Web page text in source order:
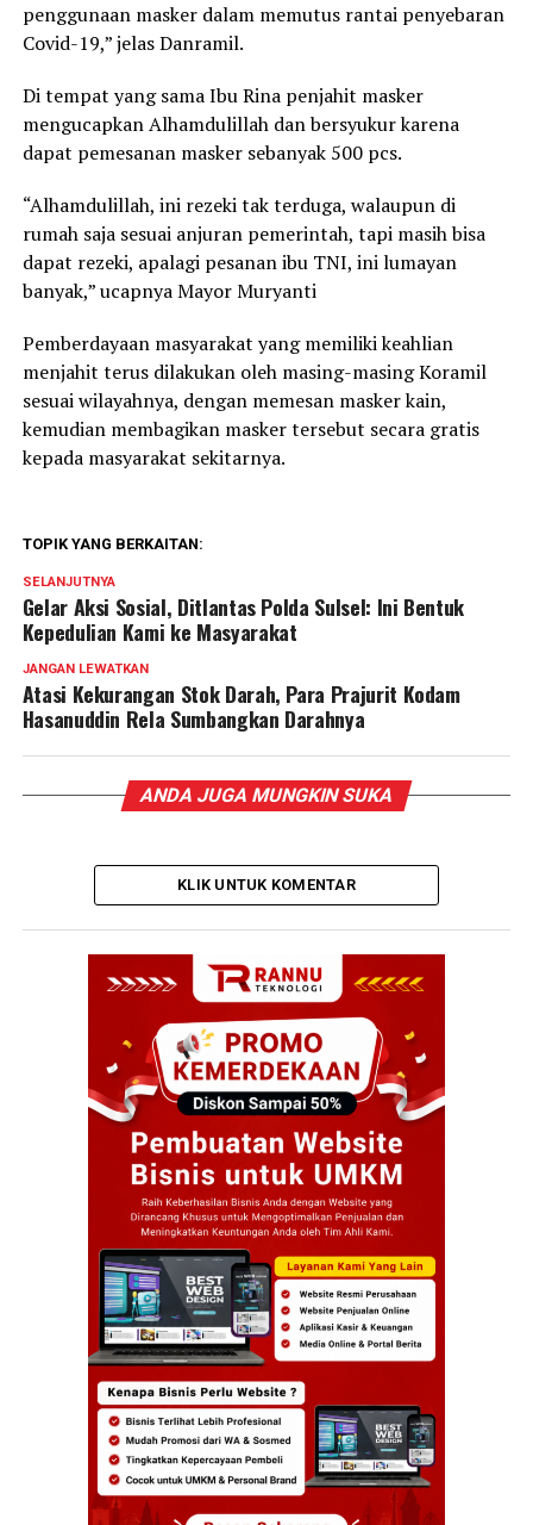
penggunaan masker dalam memutus rantai penyebaran
Covid-19,” jelas Danramil.
Di tempat yang sama Ibu Rina penjahit masker
mengucapkan Alhamdulillah dan bersyukur karena
dapat pemesanan masker sebanyak 500 pcs.
“Alhamdulillah, ini rezeki tak terduga, walaupun di
rumah saja sesuai anjuran pemerintah, tapi masih bisa
dapat rezeki, apalagi pesanan ibu TNI, ini lumayan
banyak,” ucapnya Mayor Muryanti
Pemberdayaan masyarakat yang memiliki keahlian
menjahit terus dilakukan oleh masing-masing Koramil
sesuai wilayahnya, dengan memesan masker kain,
kemudian membagikan masker tersebut secara gratis
kepada masyarakat sekitarnya.
TOPIK YANG BERKAITAN:
SELANJUTNYA
Gelar Aksi Sosial, Ditlantas Polda Sulsel: Ini Bentuk
Kepedulian Kami ke Masyarakat
JANGAN LEWATKAN
Atasi Kekurangan Stok Darah, Para Prajurit Kodam
Hasanuddin Rela Sumbangkan Darahnya
ANDA JUGA MUNGKIN SUKA
KLIK UNTUK KOMENTAR